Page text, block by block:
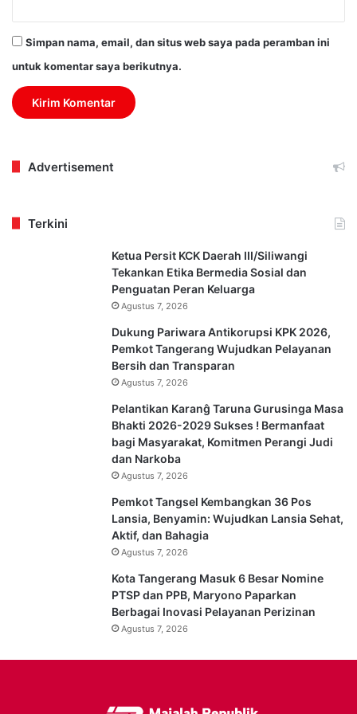
Simpan nama, email, dan situs web saya pada peramban ini
untuk komentar saya berikutnya.
Advertisement
Terkini
Ketua Persit KCK Daerah III/Siliwangi
Tekankan Etika Bermedia Sosial dan
Penguatan Peran Keluarga
Agustus 7, 2026
Dukung Pariwara Antikorupsi KPK 2026,
Pemkot Tangerang Wujudkan Pelayanan
Bersih dan Transparan
Agustus 7, 2026
Pelantikan Karanĝ Taruna Gurusinga Masa
Bhakti 2026-2029 Sukses ! Bermanfaat
bagi Masyarakat, Komitmen Perangi Judi
dan Narkoba
Agustus 7, 2026
Pemkot Tangsel Kembangkan 36 Pos
Lansia, Benyamin: Wujudkan Lansia Sehat,
Aktif, dan Bahagia
Agustus 7, 2026
Kota Tangerang Masuk 6 Besar Nomine
PTSP dan PPB, Maryono Paparkan
Berbagai Inovasi Pelayanan Perizinan
Agustus 7, 2026